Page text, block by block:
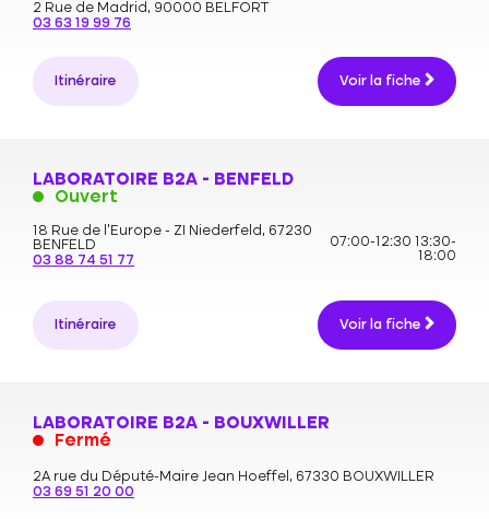
2 Rue de Madrid, 90000 BELFORT
03 63 19 99 76
Itinéraire Voir la fiche
LABORATOIRE B2A - BENFELD
Ouvert
18 Rue de l'Europe - ZI Niederfeld, 67230
BENFELD
03 88 74 51 77
07:00-12:30
13:30-
18:00
Itinéraire Voir la fiche
LABORATOIRE B2A - BOUXWILLER
Fermé
2A rue du Député-Maire Jean Hoeffel, 67330 BOUXWILLER
03 69 51 20 00